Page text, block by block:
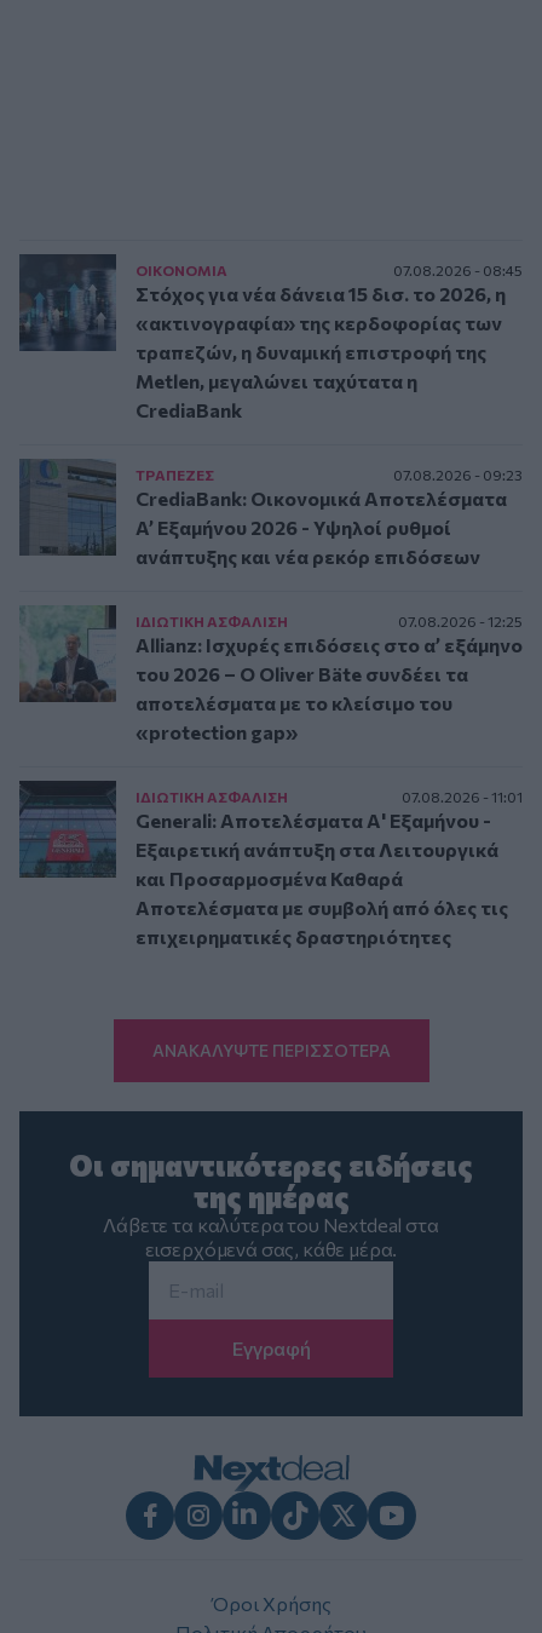
ΟΙΚΟΝΟΜΙΑ 07.08.2026 - 08:45
Στόχος για νέα δάνεια 15 δισ. το 2026, η
«ακτινογραφία» της κερδοφορίας των
τραπεζών, η δυναμική επιστροφή της
Metlen, μεγαλώνει ταχύτατα η
CrediaBank
ΤΡAΠΕΖΕΣ 07.08.2026 - 09:23
CrediaBank: Οικονομικά Αποτελέσματα
A’ Εξαμήνου 2026 - Υψηλοί ρυθμοί
ανάπτυξης και νέα ρεκόρ επιδόσεων
ΙΔΙΩΤΙΚΗ ΑΣΦAΛΙΣΗ 07.08.2026 - 12:25
Allianz: Ισχυρές επιδόσεις στο α’ εξάμηνο
του 2026 – Ο Oliver Bäte συνδέει τα
αποτελέσματα με το κλείσιμο του
«protection gap»
ΙΔΙΩΤΙΚΗ ΑΣΦAΛΙΣΗ 07.08.2026 - 11:01
Generali: Αποτελέσματα Α' Εξαμήνου -
Εξαιρετική ανάπτυξη στα Λειτουργικά
και Προσαρμοσμένα Καθαρά
Αποτελέσματα με συμβολή από όλες τις
επιχειρηματικές δραστηριότητες
ΑΝΑΚΑΛΥΨΤΕ ΠΕΡΙΣΣΟΤΕΡΑ
Οι σημαντικότερες ειδήσεις
της ημέρας
Λάβετε τα καλύτερα του Nextdeal στα
εισερχόμενά σας, κάθε μέρα.
Όροι Χρήσης